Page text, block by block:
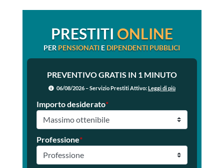
PRESTITI ONLINE
PER PENSIONATI E DIPENDENTI PUBBLICI
PREVENTIVO GRATIS IN 1 MINUTO
06/08/2026 – Servizio Prestiti Attivo:Leggi di più
Importo desiderato*
Professione*